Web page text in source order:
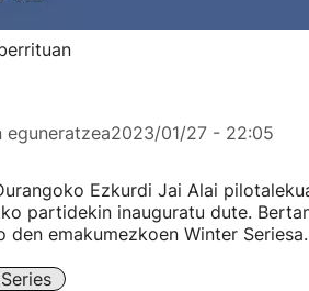
eguneratzea2023/01/27 - 22:05
Ezkurdi Jai Alai
partidekin inauguratu dute.
den emakumezkoen Winter Seriesa.